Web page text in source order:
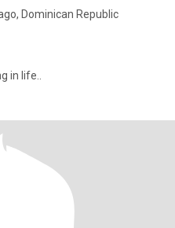
Dominican Republic
in life..